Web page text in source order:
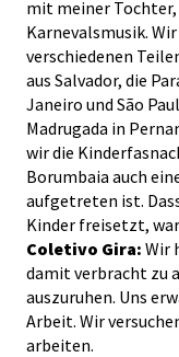
mit meiner
Karnevalsmusik.
verschiedenen
aus Salvador, die
Janeiro und São
Madrugada in
wir die
Borumbaia auch
aufgetreten ist.
Kinder freisetzt,
Coletivo Gira: Wir
damit verbracht zu
auszuruhen. Uns
Arbeit. Wir
arbeiten.